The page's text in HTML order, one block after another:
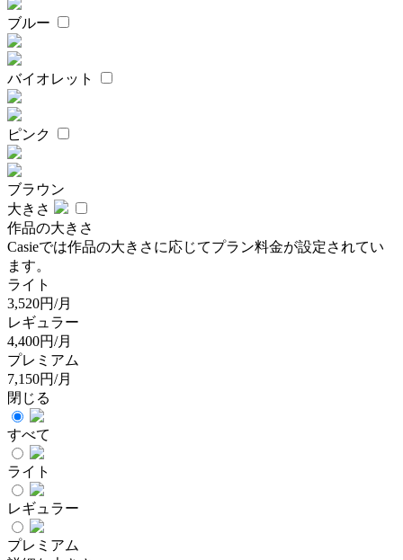
ブルー
バイオレット
ピンク
ブラウン
大きさ
作品の大きさ
Casieでは作品の大きさに応じてプラン料金が設定されてい
ます。
ライト
3,520円/月
レギュラー
4,400円/月
プレミアム
7,150円/月
閉じる
すべて
ライト
レギュラー
プレミアム